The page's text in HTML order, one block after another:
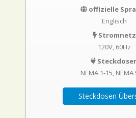
offizielle
Englisch
Stromnetz
120V, 60Hz
NEMA 1-15 NEMA
Steckdosen